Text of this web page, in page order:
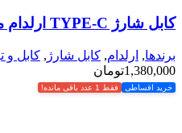
کابل شارژ TYPE-C ارلدام مدل EC-171C طول 1 متر
برندها, ارلدام, کابل شارژ , کابل و
1,380,000تومان
خرید اقساطی فقط 1 عدد باقی مانده!